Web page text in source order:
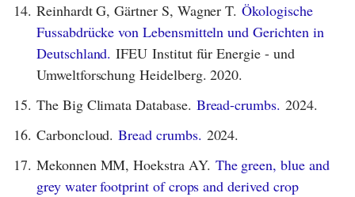
14. Reinhardt G, Gärtner S, Wagner T.Ökologische
Fussabdrücke von Lebensmitteln und Gerichten in
Deutschland. IFEU Institut für Energie - und
Umweltforschung Heidelberg. 2020.
15. The Big Climata Database. Bread-crumbs. 2024.
16. Carboncloud.Bread crumbs. 2024.
17. Mekonnen MM, Hoekstra AY. The green, blue and
grey water footprint of crops and derived crop